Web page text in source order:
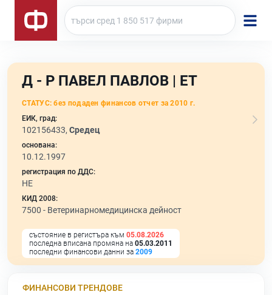
Д - Р ПАВЕЛ ПАВЛОВ | ЕТ
СТАТУС: без подаден финансов отчет за 2010 г.
ЕИК, град:
102156433, Средец
основана:
10.12.1997
регистрация по ДДС:
НЕ
КИД 2008:
7500 - Ветеринарномедицинска дейност
състояние в регистъра към 05.08.2026
последна вписана промяна на 05.03.2011
последни финансови данни за 2009
ФИНАНСОВИ ТРЕНДОВЕ